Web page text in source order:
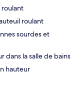
roulant
roulant
sourdes et
dans la salle de bains
hauteur